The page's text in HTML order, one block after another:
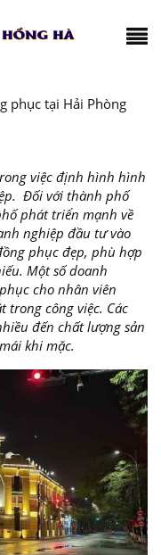
phục tại Hải Phòng
việc định hình hình
Đối với thành phố
phát triển mạnh về
nghiệp đầu tư vào
phục đẹp, phù hợp
Một số doanh
cho nhân viên
trong công việc. Các
đến chất lượng sản
khi mặc.